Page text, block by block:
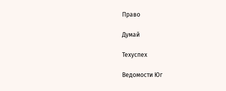
Право
Думай
Техуспех
Ведомости Юг